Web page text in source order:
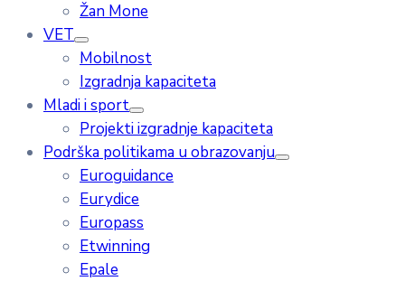
Žan Mone
VET
Mobilnost
Izgradnja kapaciteta
Mladi i sport
Projekti izgradnje kapaciteta
Podrška politikama u obrazovanju
Euroguidance
Eurydice
Europass
Etwinning
Epale